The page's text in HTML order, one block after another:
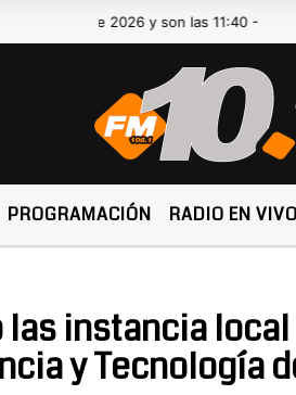
de 2026 y son las 11:40 -
PROGRAMACIÓN RADIO EN VIVO
instancia local
y Tecnología